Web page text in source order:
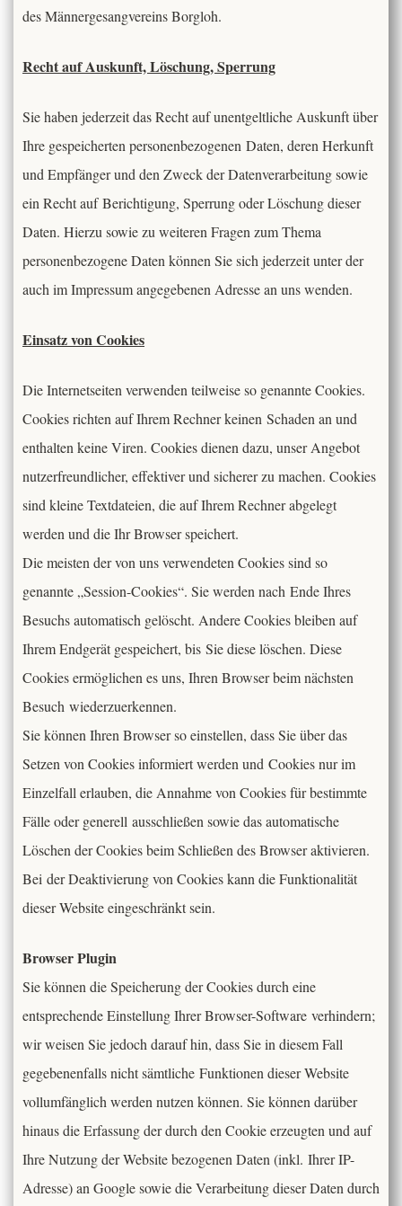
des Männergesangvereins Borgloh.
Recht auf Auskunft, Löschung, Sperrung
Sie haben jederzeit das Recht auf unentgeltliche Auskunft über
Ihre gespeicherten personenbezogenen Daten, deren Herkunft
und Empfänger und den Zweck der Datenverarbeitung sowie
ein Recht auf Berichtigung, Sperrung oder Löschung dieser
Daten. Hierzu sowie zu weiteren Fragen zum Thema
personenbezogene Daten können Sie sich jederzeit unter der
auch im Impressum angegebenen Adresse an uns wenden.
Einsatz von Cookies
Die Internetseiten verwenden teilweise so genannte Cookies.
Cookies richten auf Ihrem Rechner keinen Schaden an und
enthalten keine Viren. Cookies dienen dazu, unser Angebot
nutzerfreundlicher, effektiver und sicherer zu machen. Cookies
sind kleine Textdateien, die auf Ihrem Rechner abgelegt
werden und die Ihr Browser speichert.
Die meisten der von uns verwendeten Cookies sind so
genannte „Session-Cookies“. Sie werden nach Ende Ihres
Besuchs automatisch gelöscht. Andere Cookies bleiben auf
Ihrem Endgerät gespeichert, bis Sie diese löschen. Diese
Cookies ermöglichen es uns, Ihren Browser beim nächsten
Besuch wiederzuerkennen.
Sie können Ihren Browser so einstellen, dass Sie über das
Setzen von Cookies informiert werden und Cookies nur im
Einzelfall erlauben, die Annahme von Cookies für bestimmte
Fälle oder generell ausschließen sowie das automatische
Löschen der Cookies beim Schließen des Browser aktivieren.
Bei der Deaktivierung von Cookies kann die Funktionalität
dieser Website eingeschränkt sein.
Browser Plugin
Sie können die Speicherung der Cookies durch eine
entsprechende Einstellung Ihrer Browser-Software verhindern;
wir weisen Sie jedoch darauf hin, dass Sie in diesem Fall
gegebenenfalls nicht sämtliche Funktionen dieser Website
vollumfänglich werden nutzen können. Sie können darüber
hinaus die Erfassung der durch den Cookie erzeugten und auf
Ihre Nutzung der Website bezogenen Daten (inkl. Ihrer IP-
Adresse) an Google sowie die Verarbeitung dieser Daten durch